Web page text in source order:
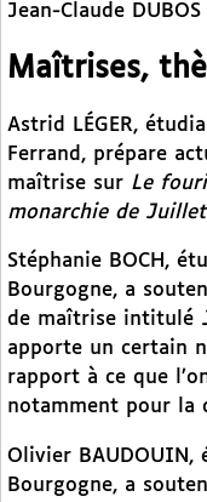
Jean-Claude DUBOS
Maîtrises,
Astrid LÉGER,
Ferrand, prépare
maîtrise sur Le
monarchie de
Stéphanie BOCH,
Bourgogne, a
de maîtrise intitulé
apporte un certain
rapport à ce que
notamment pour la
Olivier BAUDOUIN,
Bourgogne, a